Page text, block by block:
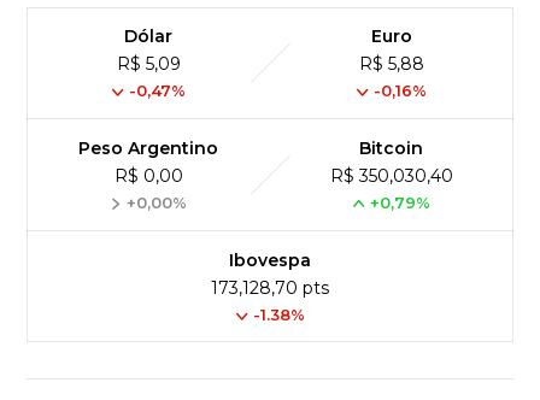
Dólar
R$ 5,09
-0,47%
Euro
R$ 5,88
-0,16%
Peso Argentino
R$ 0,00
+0,00%
Bitcoin
R$ 350,030,40
+0,79%
Ibovespa
173,128,70 pts
-1.38%